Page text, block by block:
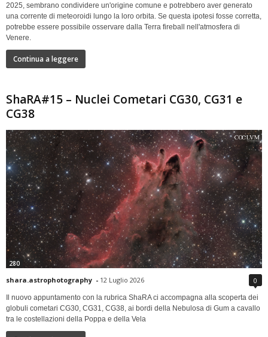
2025, sembrano condividere un'origine comune e potrebbero aver generato
una corrente di meteoroidi lungo la loro orbita. Se questa ipotesi fosse corretta,
potrebbe essere possibile osservare dalla Terra fireball nell'atmosfera di
Venere.
Continua a leggere
ShaRA#15 – Nuclei Cometari CG30, CG31 e
CG38
280
shara.astrophotography - 12 Luglio 2026 0
Il nuovo appuntamento con la rubrica ShaRA ci accompagna alla scoperta dei
globuli cometari CG30, CG31, CG38, ai bordi della Nebulosa di Gum a cavallo
tra le costellazioni della Poppa e della Vela